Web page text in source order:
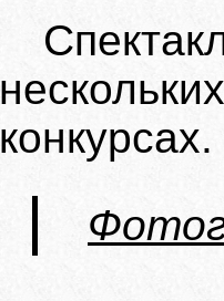
конкурсах.